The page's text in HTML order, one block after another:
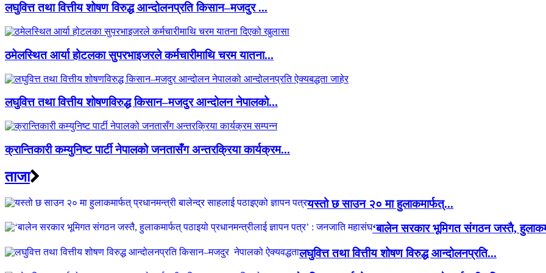
लघुवित्त तथा वित्तीय शोषण विरुद्ध आन्दोलनप्रति किसान–मजदुर ...
ठमेलस्थित आर्या होटलका सुपरभाइजरले कर्मचारीमाथि चरम यातना...
लघुवित्त तथा वित्तीय शोषणविरुद्ध किसान–मजदुर आन्दोलन नेपालको...
क्रान्तिकारी कम्युनिष्ट पार्टी नेपालको जनतासँग अन्तरक्रिया कार्यक्रम...
ताजा
यस्तो छ साउन २० मा हुलाकमार्फत्...
‘बालेन सरकार भूमिगत संगठन जस्तै,
लघुवित्त तथा वित्तीय शोषण विरुद्ध आन्दोलनप्रति...